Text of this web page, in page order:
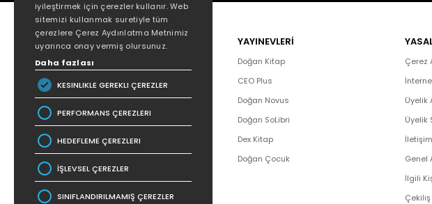
POPÜLER
Hakkımızda
Yazar Listesi
İletişim
Bizden Haberler
YAYINEVLERİ
Doğan Kitap
CEO Plus
Doğan Novus
Doğan SoLibri
Dex Kitap
Doğan Çocuk
Çerez
Üyelik
Üyelik
Genel
İlgili
iyileştirmek için çerezler kullanır. Web
sitemizi kullanmak suretiyle tüm
çerezlere Çerez Aydınlatma Metnimiz
uyarınca onay vermiş olursunuz.
Daha fazlası
KESINLIKLE GEREKLI ÇEREZLER
PERFORMANS ÇEREZLERI
HEDEFLEME ÇEREZLERI
İŞLEVSEL ÇEREZLER
SINIFLANDIRILMAMIŞ ÇEREZLER